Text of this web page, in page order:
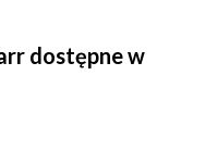
dostępne w